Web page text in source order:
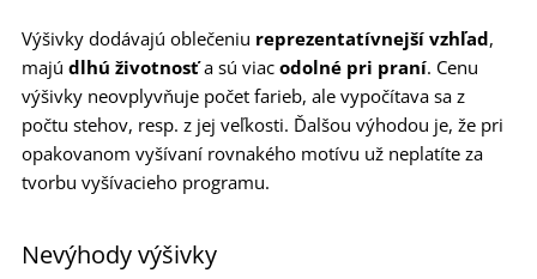
Výšivky dodávajú oblečeniu reprezentatívnejší vzhľad,
majú dlhú životnosťa sú viac odolné pri praní. Cenu
výšivky neovplyvňuje počet farieb, ale vypočítava sa z
počtu stehov, resp. z jej veľkosti. Ďalšou výhodou je, že pri
opakovanom vyšívaní rovnakého motívu už neplatíte za
tvorbu vyšívacieho programu.
Nevýhody výšivky